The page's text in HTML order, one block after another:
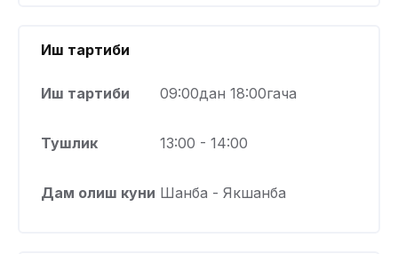
Иш тартиби
Иш тартиби 09:00дан 18:00гача
Тушлик 13:00 - 14:00
Дам олиш куни Шанба - Якшанба